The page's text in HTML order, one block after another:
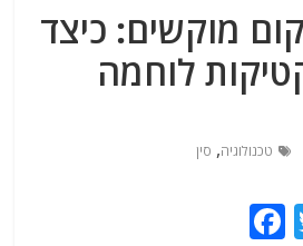
מוקשים: כיצד
לוחמה
טכנולוגיה, סין
T